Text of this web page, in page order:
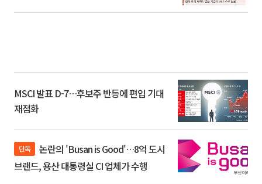
MSCI 발표 D-7…후보주 반등에 편입 기대
재점화
단독
브랜드, 용산 대통령실 CI 업체가 수행